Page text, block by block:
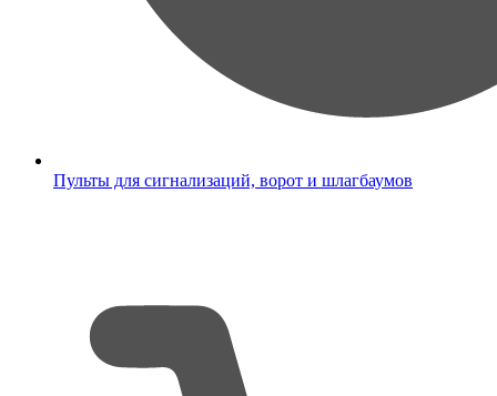
Пульты для сигнализаций, ворот и шлагбаумов